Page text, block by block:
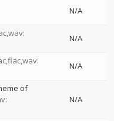
N/A
N/A
N/A
of
N/A